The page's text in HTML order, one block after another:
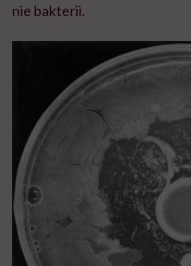
nie bakterii.